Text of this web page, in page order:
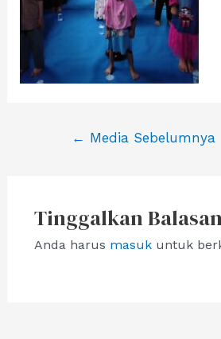
Navigasi
← Media Sebelumnya
Tinggalkan Balasan
Anda harus masukuntuk